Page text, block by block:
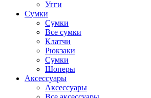
Угги
Сумки
Сумки
Все сумки
Клатчи
Рюкзаки
Сумки
Шоперы
Аксессуары
Аксессуары